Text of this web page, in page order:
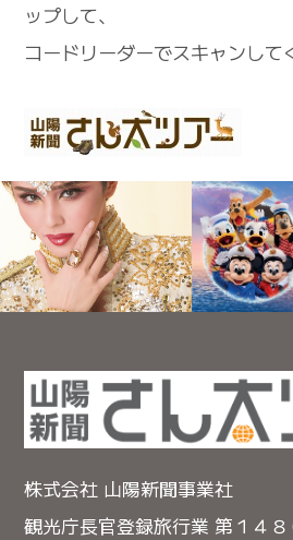
ップして、
コードリーダーでスキャンして
株式会社 山陽新聞事業社
観光庁長官登録旅行業 第１４８